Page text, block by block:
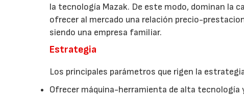
la tecnología Mazak. De este modo, dominan la
ofrecer al mercado una relación precio-
siendo una empresa familiar.
Estrategia
Los principales parámetros que rigen la
Ofrecer máquina-herramienta de alta